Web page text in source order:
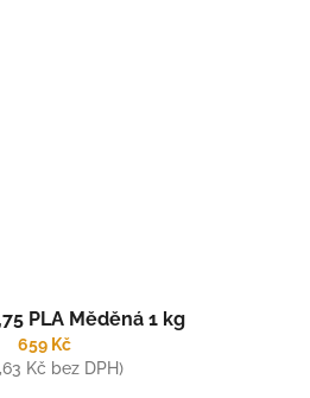
PLA Měděná 1 kg
659 Kč
Kč bez DPH)